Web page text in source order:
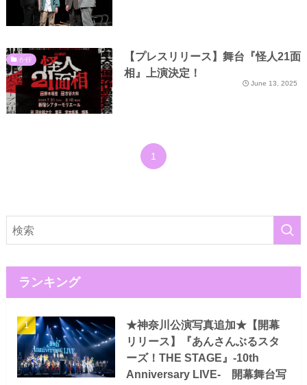
か行
【プレスリリース】舞台『怪人21面
相』上演決定！
June 13, 2025
1
ランキング
★神奈川公演写真追加★【開幕
リリース】『あんさんぶるスタ
ーズ！THE STAGE』-10th
Anniversary LIVE- 開幕舞台写